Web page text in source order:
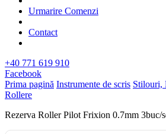
Urmarire Comenzi
Contact
+40 771 619 910
Facebook
Prima pagină Instrumente de scris Stilouri,
Rollere
Rezerva Roller Pilot Frixion 0.7mm 3buc/